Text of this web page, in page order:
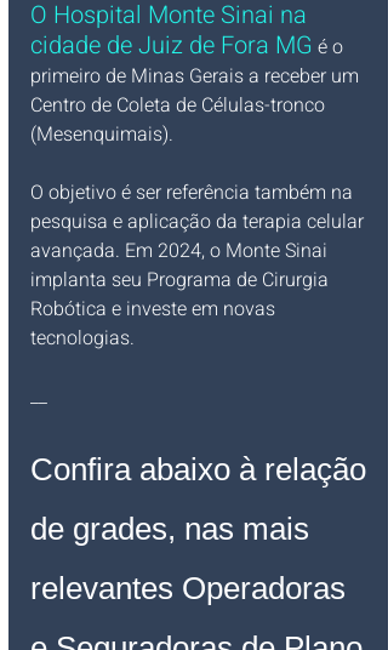
O Hospital Monte Sinai na
cidade de Juiz de Fora MG é o
primeiro de Minas Gerais a receber um
Centro de Coleta de Células-tronco
(Mesenquimais).
O objetivo é ser referência também na
pesquisa e aplicação da terapia celular
avançada. Em 2024, o Monte Sinai
implanta seu Programa de Cirurgia
Robótica e investe em novas
tecnologias.
__
Confira abaixo à relação
de grades, nas mais
relevantes Operadoras